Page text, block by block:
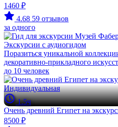
1460 ₽
4.68 59 отзывов
за одного
Экскурсии с аудиогидом
Поразиться уникальной
декоративно-прикладного
до 10 человек
Индивидуальная
1.5ч
Очень древний Египет на
8500 ₽